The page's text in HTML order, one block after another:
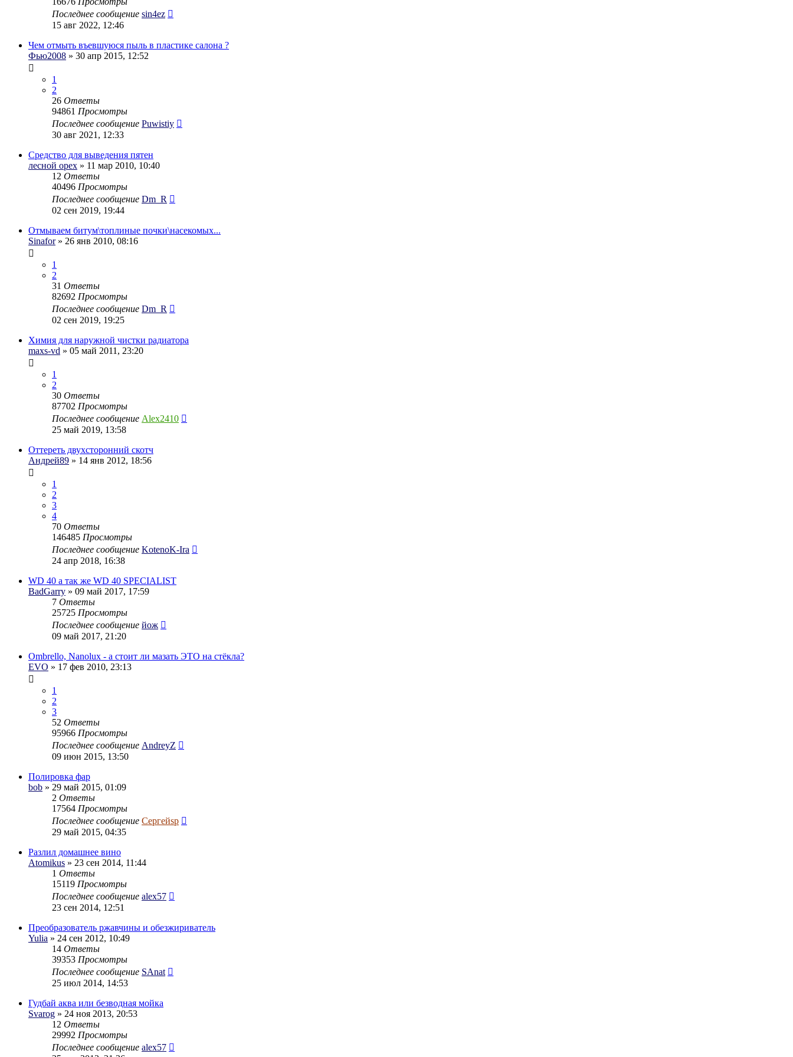
Последнее сообщение sin4ez
15 авг 2022, 12:46
Чем отмыть въевшуюся пыль в пластике салона ?
Фью2008 » 30 апр 2015, 12:52
1
2
26 Ответы
94861 Просмотры
Последнее сообщение Puwistiy
30 авг 2021, 12:33
Средство для выведения пятен
лесной орех » 11 мар 2010, 10:40
12 Ответы
40496 Просмотры
Последнее сообщение Dm_R
02 сен 2019, 19:44
Отмываем битум\топлиные почки\насекомых...
Sinafor» 26 янв 2010, 08:16
1
2
31 Ответы
82692 Просмотры
Последнее сообщение Dm_R
02 сен 2019, 19:25
Химия для наружной чистки радиатора
maxs-vd » 05 май 2011, 23:20
1
2
30 Ответы
87702 Просмотры
Последнее сообщение Alex2410
25 май 2019, 13:58
Оттереть двухсторонний скотч
Андрей89 » 14 янв 2012, 18:56
1
2
3
4
70 Ответы
146485 Просмотры
Последнее сообщение KotenoK-Ira
24 апр 2018, 16:38
WD 40 а так же WD 40 SPECIALIST
BadGarry » 09 май 2017, 17:59
7 Ответы
25725 Просмотры
Последнее сообщение йож
09 май 2017, 21:20
Ombrello, Nanolux - а стоит ли мазать ЭТО на стёкла?
EVO » 17 фев 2010, 23:13
1
2
3
52 Ответы
95966 Просмотры
Последнее сообщение AndreyZ
09 июн 2015, 13:50
Полировка фар
bob » 29 май 2015, 01:09
2 Ответы
17564 Просмотры
Последнее сообщение Сергейsp
29 май 2015, 04:35
Разлил домашнее вино
Atomikus » 23 сен 2014, 11:44
1 Ответы
15119 Просмотры
Последнее сообщение alex57
23 сен 2014, 12:51
Преобразователь ржавчины и обезжириватель
Yulia » 24 сен 2012, 10:49
14 Ответы
39353 Просмотры
Последнее сообщение SAnat
25 июл 2014, 14:53
Гудбай аква или безводная мойка
Svarog » 24 ноя 2013, 20:53
12 Ответы
29992 Просмотры
Последнее сообщение alex57